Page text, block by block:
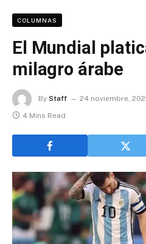
COLUMNAS
El Mundial
milagro árabe
By Staff 24 noviembre,
4 Mins Read